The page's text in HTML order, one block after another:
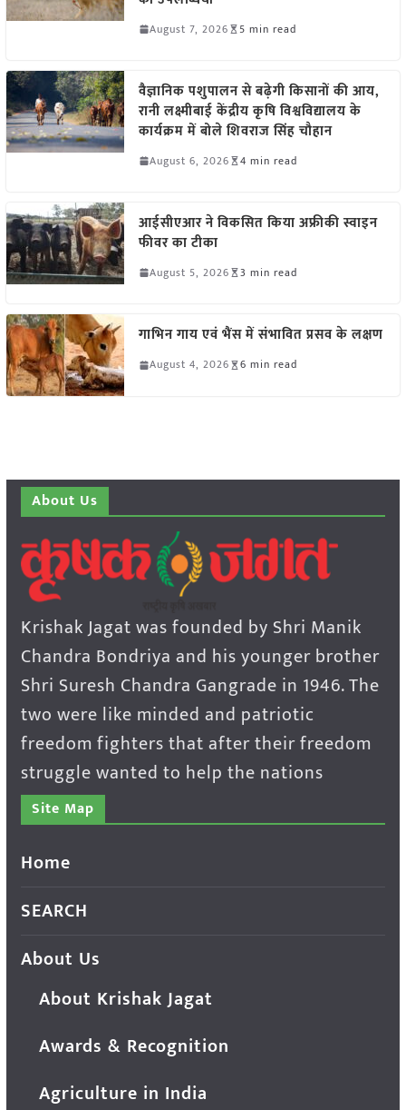
August 7, 2026 5 min read
वैज्ञानिक पशुपालन से बढ़ेगी किसानों की आय,
रानी लक्ष्मीबाई केंद्रीय कृषि विश्वविद्यालय के
कार्यक्रम में बोले शिवराज सिंह चौहान
August 6, 2026 4 min read
आईसीएआर ने विकसित किया अफ्रीकी स्वाइन
फीवर का टीका
August 5, 2026 3 min read
गाभिन गाय एवं भैंस में संभावित प्रसव के लक्षण
August 4, 2026 6 min read
About Us
Krishak Jagat was founded by Shri Manik
Chandra Bondriya and his younger brother
Shri Suresh Chandra Gangrade in 1946. The
two were like minded and patriotic
freedom fighters that after their freedom
struggle wanted to help the nations
Site Map
Home
SEARCH
About Us
About Krishak Jagat
Awards & Recognition
Agriculture in India